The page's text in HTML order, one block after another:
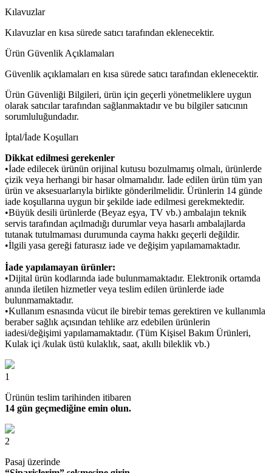
Kılavuzlar
Kılavuzlar en kısa sürede satıcı tarafından eklenecektir.
Ürün Güvenlik Açıklamaları
Güvenlik açıklamaları en kısa sürede satıcı tarafından eklenecektir.
Ürün Güvenliği Bilgileri, ürün için geçerli yönetmeliklere uygun
olarak satıcılar tarafından sağlanmaktadır ve bu bilgiler satıcının
sorumluluğundadır.
İptal/İade Koşulları
Dikkat edilmesi gerekenler
•İade edilecek ürünün orijinal kutusu bozulmamış olmalı, ürünlerde
çizik veya herhangi bir hasar olmamalıdır. İade edilen ürün tüm yan
ürün ve aksesuarlarıyla birlikte gönderilmelidir. Ürünlerin 14 günde
iade koşullarına uygun bir şekilde iade edilmesi gerekmektedir.
•Büyük desili ürünlerde (Beyaz eşya, TV vb.) ambalajın teknik
servis tarafından açılmadığı durumlar veya hasarlı ambalajlarda
tutanak tutulmaması durumunda cayma hakkı geçerli değildir.
•İlgili yasa gereği faturasız iade ve değişim yapılamamaktadır.
İade yapılamayan ürünler:
•Dijital ürün kodlarında iade bulunmamaktadır. Elektronik ortamda
anında iletilen hizmetler veya teslim edilen ürünlerde iade
bulunmamaktadır.
•Kullanım esnasında vücut ile birebir temas gerektiren ve kullanımla
beraber sağlık açısından tehlike arz edebilen ürünlerin
iadesi/değişimi yapılamamaktadır. (Tüm Kişisel Bakım Ürünleri,
Kulak içi /kulak üstü kulaklık, saat, akıllı bileklik vb.)
1
Ürünün teslim tarihinden itibaren
14 gün geçmediğine emin olun.
2
Pasaj üzerinde